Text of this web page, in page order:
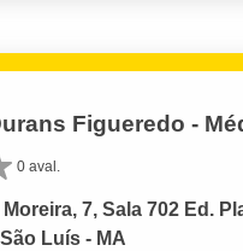
Figueredo -
0 aval.
7, Sala 702 Ed.
Luís - MA